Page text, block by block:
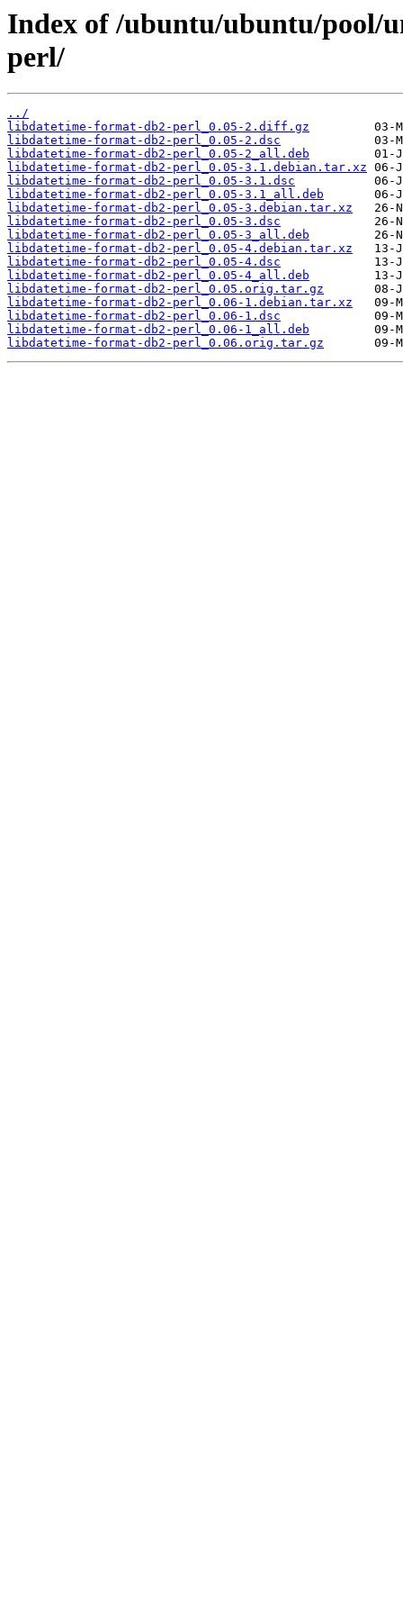
Index of /ubuntu/ubuntu/pool/
perl/
../
libdatetime-format-db2-perl_0.05-2.diff.gz
libdatetime-format-db2-perl_0.05-2.dsc
libdatetime-format-db2-perl_0.05-2_all.deb
libdatetime-format-db2-perl_0.05-3.1.debian.tar.xz
libdatetime-format-db2-perl_0.05-3.1.dsc
libdatetime-format-db2-perl_0.05-3.1_all.deb
libdatetime-format-db2-perl_0.05-3.debian.tar.xz
libdatetime-format-db2-perl_0.05-3.dsc
libdatetime-format-db2-perl_0.05-3_all.deb
libdatetime-format-db2-perl_0.05-4.debian.tar.xz
libdatetime-format-db2-perl_0.05-4.dsc
libdatetime-format-db2-perl_0.05-4_all.deb
libdatetime-format-db2-perl_0.05.orig.tar.gz
libdatetime-format-db2-perl_0.06-1.debian.tar.xz
libdatetime-format-db2-perl_0.06-1.dsc
libdatetime-format-db2-perl_0.06-1_all.deb
libdatetime-format-db2-perl_0.06.orig.tar.gz